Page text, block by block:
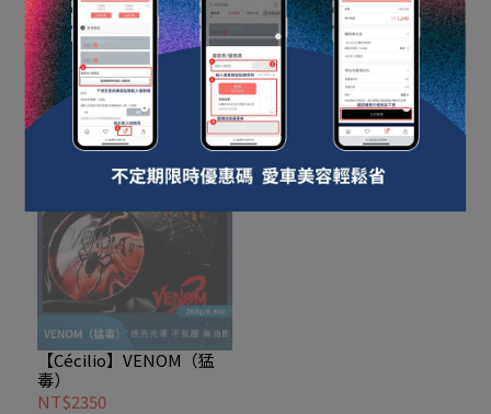
【Cécilio】結晶膜厚劑
NT$735NT$740
Agotado
【Cécilio】封體覆膜劑
NT$785
NT$790
Agotado
【Cécilio】VENOM（猛
毒）
NT$2350